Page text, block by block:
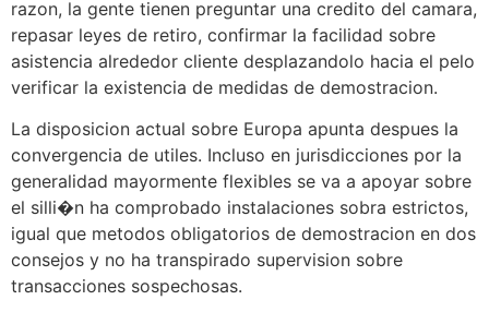
razon, la gente tienen preguntar una credito del camara,
repasar leyes de retiro, confirmar la facilidad sobre
asistencia alrededor cliente desplazandolo hacia el pelo
verificar la existencia de medidas de demostracion.
La disposicion actual sobre Europa apunta despues la
convergencia de utiles. Incluso en jurisdicciones por la
generalidad mayormente flexibles se va a apoyar sobre
el silli�n ha comprobado instalaciones sobra estrictos,
igual que metodos obligatorios de demostracion en dos
consejos y no ha transpirado supervision sobre
transacciones sospechosas.